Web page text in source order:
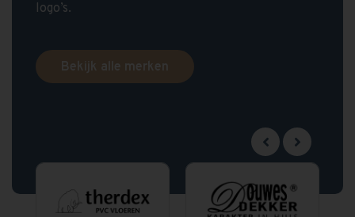
logo’s.
Bekijk alle merken